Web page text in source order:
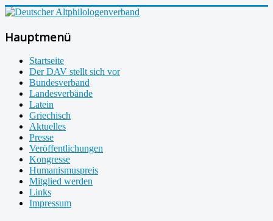
Hauptmenü
Startseite
Der DAV stellt sich vor
Bundesverband
Landesverbände
Latein
Griechisch
Aktuelles
Presse
Veröffentlichungen
Kongresse
Humanismuspreis
Mitglied werden
Links
Impressum